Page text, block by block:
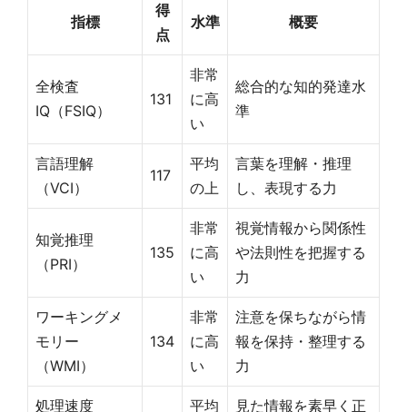
指標
得
点
水準 概要
全検査
IQ（FSIQ）
131
非常
に高
い
総合的な知的発達水
準
言語理解
（VCI）
117
平均
の上
言葉を理解・推理
し、表現する力
知覚推理
（PRI）
135
非常
に高
い
視覚情報から関係性
や法則性を把握する
力
ワーキングメ
モリー
（WMI）
134
非常
に高
い
注意を保ちながら情
報を保持・整理する
力
処理速度 平均 見た情報を素早く正